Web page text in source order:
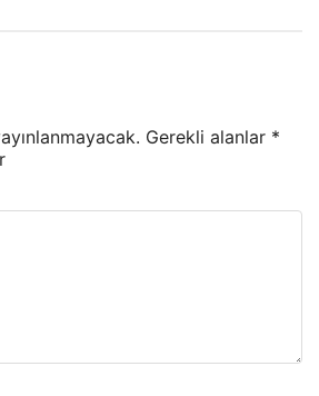
Gerekli alanlar *